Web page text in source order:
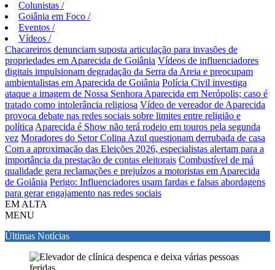
Colunistas /
Goiânia em Foco /
Eventos /
Vídeos /
Chacareiros denunciam suposta articulação para invasões de
propriedades em Aparecida de Goiânia Vídeos de influenciadores
digitais impulsionam degradação da Serra da Areia e preocupam
ambientalistas em Aparecida de Goiânia Polícia Civil investiga
ataque a imagem de Nossa Senhora Aparecida em Nerópolis; caso é
tratado como intolerância religiosa Vídeo de vereador de Aparecida
provoca debate nas redes sociais sobre limites entre religião e
política Aparecida é Show não terá rodeio em touros pela segunda
vez Moradores do Setor Colina Azul questionam derrubada de casa
Com a aproximação das Eleições 2026, especialistas alertam para a
importância da prestação de contas eleitorais Combustível de má
qualidade gera reclamações e prejuízos a motoristas em Aparecida
de Goiânia Perigo: Influenciadores usam fardas e falsas abordagens
para gerar engajamento nas redes sociais
EM ALTA
MENU
Últimas Notícias